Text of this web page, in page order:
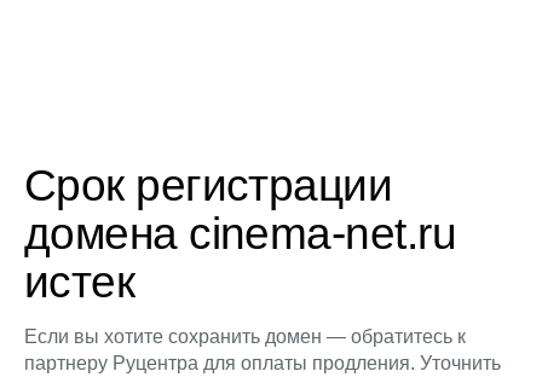
Срок регистрации
домена cinema-net.ru
истек
Если вы хотите сохранить домен — обратитесь к
партнеру Руцентра для оплаты продления. Уточнить